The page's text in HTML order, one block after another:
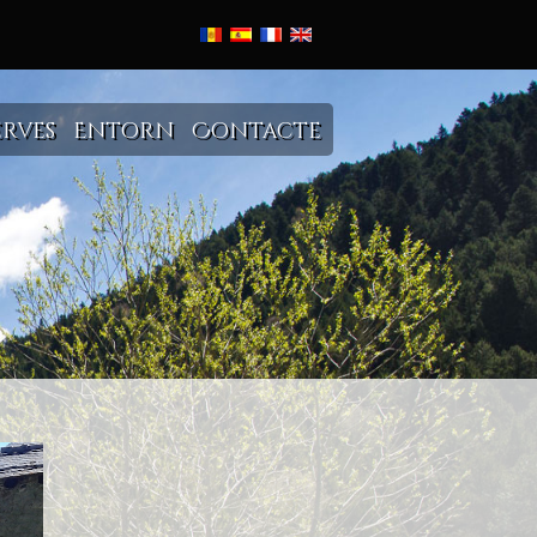
Entorn Contacte